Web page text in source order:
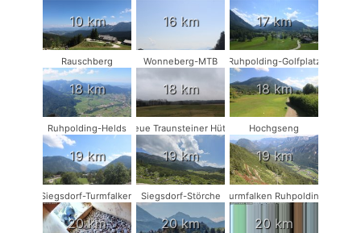
10 km 16 km 17 km
Rauschberg
18 km
Wonneberg-MTB
18 km
Ruhpolding-Golfplatz
18 km
Ruhpolding-Helds
19 km
Neue Traunsteiner Hütte
19 km
Hochgseng
19 km
Siegsdorf-Turmfalken
20 km
Siegsdorf-Störche
20 km
Turmfalken Ruhpolding
20 km